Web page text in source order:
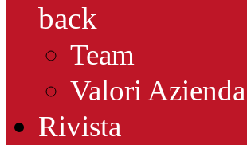
back
Team
Valori
Rivista